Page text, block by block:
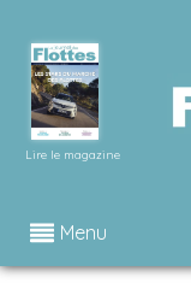
Lire le magazine
Menu